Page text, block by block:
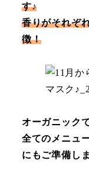
す♪
香りがそれぞ
徴！
オーガニック
全てのメニュ
にもご準備し